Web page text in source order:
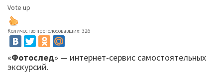
Vote up
Количество проголосовавших: 326
«Фотослед» — интернет-сервис самостоятельных
экскурсий.